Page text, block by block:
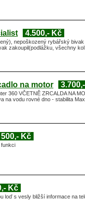
4.500,- Kč
nepoškozený rybářský
zakoupil(podlážku, všechny
na motor
360 VČETNĚ ZRCALDA NA
na vodu rovné dno - stabilita
500,- Kč
funkci
Kč
loď s vesly bližší informace na